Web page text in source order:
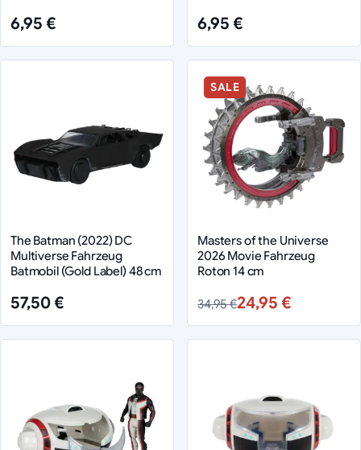
6,95 € 6,95 €
The Batman (2022) DC
Multiverse Fahrzeug
Batmobil (Gold Label) 48 cm
57,50 €
SALE
Masters of the Universe
2026 Movie Fahrzeug
Roton 14 cm
34,95 €24,95 €